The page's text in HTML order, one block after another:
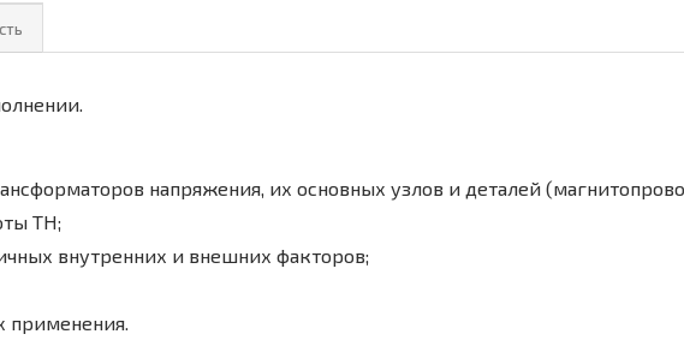
напряжения, их основных узлов и деталей
ТН;
внутренних и внешних факторов;
применения.